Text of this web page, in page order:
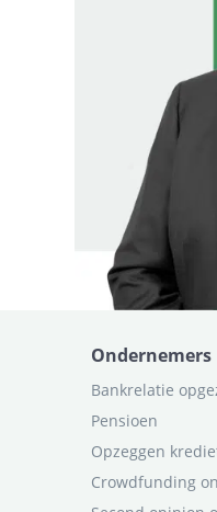
Ondernemers
Bankrelatie
Pensioen
Opzeggen
Crowdfunding